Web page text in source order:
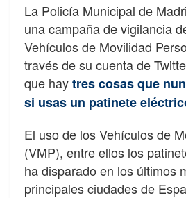
La Policía Municipal de
una campaña de vigilancia
Vehículos de Movilidad
través de su cuenta de
que haytres cosas que
si usas un patinete
El uso de los Vehículos de
(VMP), entre ellos los
ha disparado en los últimos
principales ciudades de